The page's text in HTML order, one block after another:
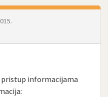
pristup informacijama